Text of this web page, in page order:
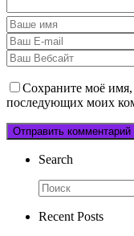
Сохраните моё имя,
последующих моих
Search
Recent Posts